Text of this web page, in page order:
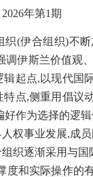
2026年第1期
织(伊合组织)不
调伊斯兰价值观
辑起点, 以现代国
特点,侧重用倡议
好作为选择的逻
权事业发展,成
织逐渐采用与
度和实际操作的